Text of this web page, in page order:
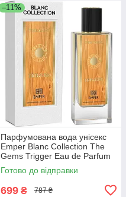
–11%
Парфумована вода унісекс
Emper Blanc Collection The
Gems Trigger Eau de Parfum
85 мл
Готово до відправки
699 ₴ 787 ₴